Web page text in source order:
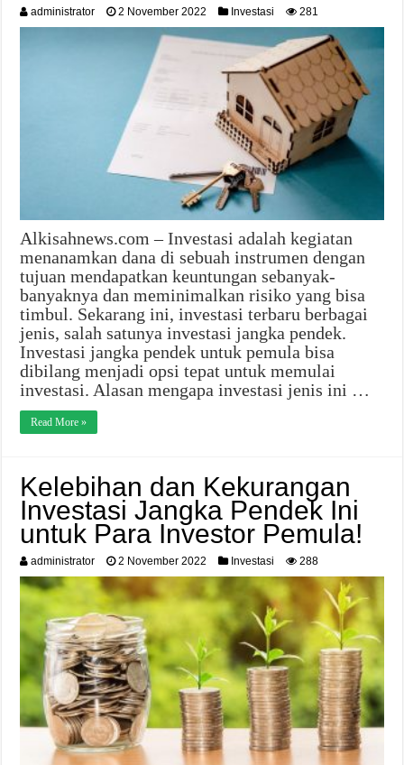
administrator 2 November 2022 Investasi 281
Alkisahnews.com – Investasi adalah kegiatan
menanamkan dana di sebuah instrumen dengan
tujuan mendapatkan keuntungan sebanyak-
banyaknya dan meminimalkan risiko yang bisa
timbul. Sekarang ini, investasi terbaru berbagai
jenis, salah satunya investasi jangka pendek.
Investasi jangka pendek untuk pemula bisa
dibilang menjadi opsi tepat untuk memulai
investasi. Alasan mengapa investasi jenis ini …
Read More »
Kelebihan dan Kekurangan
Investasi Jangka Pendek Ini
untuk Para Investor Pemula!
administrator 2 November 2022 Investasi 288